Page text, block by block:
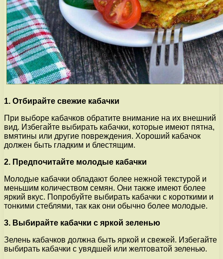
1. Отбирайте свежие кабачки
При выборе кабачков обратите внимание на их внешний
вид. Избегайте выбирать кабачки, которые имеют пятна,
вмятины или другие повреждения. Хороший кабачок
должен быть гладким и блестящим.
2. Предпочитайте молодые кабачки
Молодые кабачки обладают более нежной текстурой и
меньшим количеством семян. Они также имеют более
яркий вкус. Попробуйте выбирать кабачки с короткими и
тонкими стеблями, так как они обычно более молодые.
3. Выбирайте кабачки с яркой зеленью
Зелень кабачков должна быть яркой и свежей. Избегайте
выбирать кабачки с увядшей или желтоватой зеленью.